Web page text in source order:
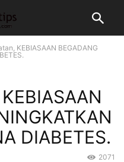
KEBIASAAN BEGADANG
DIABETES.
2071